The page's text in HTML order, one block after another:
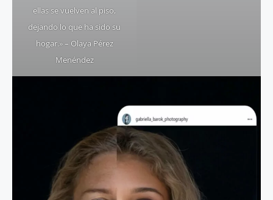
ellas se vuelven al piso,
dejando lo que ha sido su
hogar.» – Olaya Pérez
Menéndez